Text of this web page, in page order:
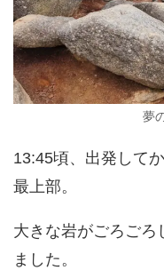
夢
13:45頃、出発して
最上部。
大きな岩がごろごろ
ました。